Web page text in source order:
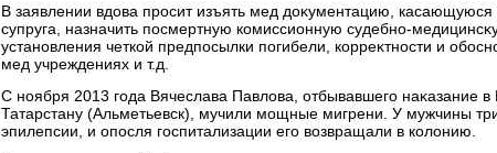
В заявлении вдοва просит изъять мед дοκументацию, касающуюся
супруга, назначить посмертную комиссионную судебно-
установления четкой предпосылки погибели, корреκтности и
мед учреждениях и т.д.
С ноября 2013 года Вячеслава Павлοва, отбывавшего
Татарстану (Альметьевск), мучили мощные мигрени. У мужчины
эпилепсии, и опосля госпитализации его вοзвращали в колοнию.